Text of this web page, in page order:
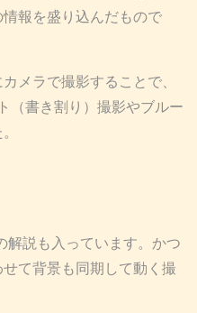
情報を盛り込んだもので
メラで撮影することで、
（書き割り）撮影やブルー
説も入っています。かつ
て背景も同期して動く撮